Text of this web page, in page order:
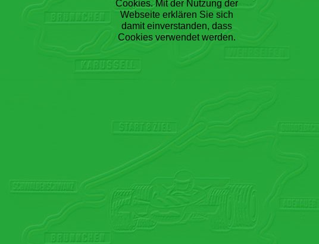
Cookies. Mit der Nutzung der
Webseite erklären Sie sich
damit einverstanden, dass
Cookies verwendet werden.